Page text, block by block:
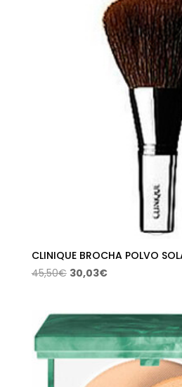
CLINIQUE BROCHA POLVO
45,50€ El
era:
45,50€.
30,03€El
es:
30,03€.